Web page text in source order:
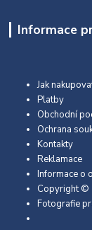
Informace
Jak
Platby
Obchodní
Ochrana
Kontakty
Reklamace
Informace o
Copyright ©
Fotografie